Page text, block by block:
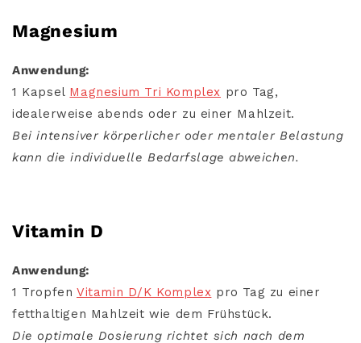
Magnesium
Anwendung:
1 Kapsel Magnesium Tri Komplex pro Tag,
idealerweise abends oder zu einer Mahlzeit.
Bei intensiver körperlicher oder mentaler Belastung
kann die individuelle Bedarfslage abweichen.
Vitamin D
Anwendung:
1 Tropfen Vitamin D/K Komplex pro Tag zu einer
fetthaltigen Mahlzeit wie dem Frühstück.
Die optimale Dosierung richtet sich nach dem